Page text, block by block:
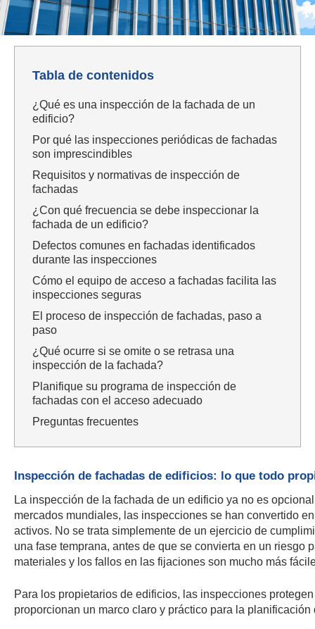
Tabla de contenidos
¿Qué es una inspección de la fachada de un
edificio?
Por qué las inspecciones periódicas de fachadas
son imprescindibles
Requisitos y normativas de inspección de
fachadas
¿Con qué frecuencia se debe inspeccionar la
fachada de un edificio?
Defectos comunes en fachadas identificados
durante las inspecciones
Cómo el equipo de acceso a fachadas facilita las
inspecciones seguras
El proceso de inspección de fachadas, paso a
paso
¿Qué ocurre si se omite o se retrasa una
inspección de la fachada?
Planifique su programa de inspección de
fachadas con el acceso adecuado
Preguntas frecuentes
Inspección de fachadas de edificios: lo que todo
La inspección de la fachada de un edificio ya no es
mercados mundiales, las inspecciones se han convertido
activos. No se trata simplemente de un ejercicio de
una fase temprana, antes de que se convierta en un
materiales y los fallos en las fijaciones son mucho más
Para los propietarios de edificios, las inspecciones
proporcionan un marco claro y práctico para la